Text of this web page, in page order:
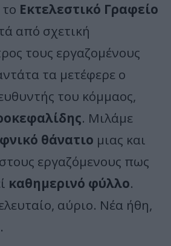
Εκτελεστικό Γραφείο
από σχετική
τους εργαζομένους
τα μετέφερε ο
του κόμμαος,
. Μιλάμε
θάνατιο μιας και
εργαζόμενους πως
καθημερινό φύλλο.
αύριο. Νέα ήθη,